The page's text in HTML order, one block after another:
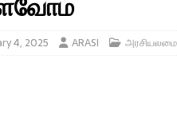
4, 2025 ARASI